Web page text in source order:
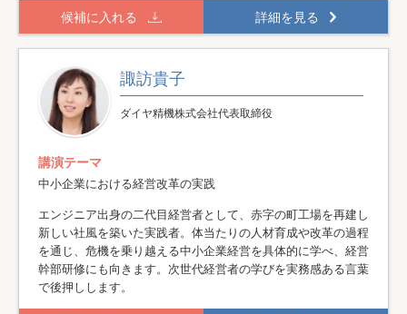
候補に入れる 詳細を見る
諏訪貴子
ダイヤ精機株式会社代表取締役
講演テーマ
中小企業における経営改革の実践
エンジニア出身の二代目経営者として、赤字の町工場を再建し
新しい社風を築いた実践者。体当たりの人材育成や改革の過程
を通じ、危機を乗り越える中小企業経営を具体的に学べ、経営
幹部研修にも向きます。次世代経営者の学びを実務感ある言葉
で後押しします。